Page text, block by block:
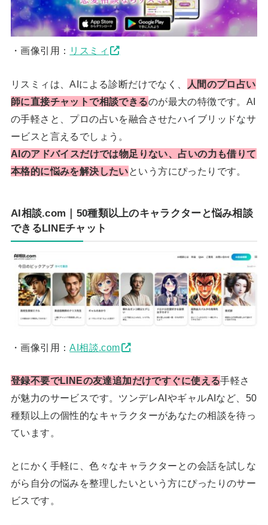
・画像引用： リスミィ
リスミィは、AIによる診断だけでなく、
人間のプロ占い
師に直接チャットで相談できるのが最大の特徴です。AI
の手軽さと、プロの占いを融合させたハイブリッドなサ
ービスと言えるでしょう。
AIのアドバイスだけでは物足りない、占いの力も借りて
本格的に悩みを解決したい という方にぴったりです。
AI相談.com｜50種類以上のキャラクターと悩み相談
できるLINEチャット
・画像引用： AI相談.com
登録不要でLINEの友達追加だけですぐに使える手軽さ
が魅力のサービスです。ツンデレAIやギャルAIなど、50
種類以上の個性的なキャラクターがあなたの相談を待っ
ています。
とにかく手軽に、色々なキャラクターとの会話を試しな
がら自分の悩みを整理したいという方にぴったりのサー
ビスです。